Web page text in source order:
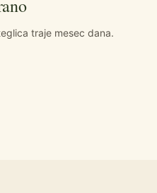
traje mesec dana.